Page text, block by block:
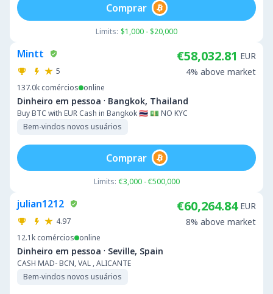
Limits: $1,000 - $20,000
Comprar
Mintt
5
137.0k comércios online
Dinheiro em pessoa · Bangkok, Thailand
Buy BTC with EUR Cash in Bangkok 🇹🇭 💵 NO KYC
Bem-vindos novos usuários
€58,032.81 EUR
4% above market
Limits: €3,000 - €500,000
Comprar
julian1212
4.97
12.1k comércios online
Dinheiro em pessoa · Seville, Spain
CASH MAD- BCN, VAL , ALICANTE
Bem-vindos novos usuários
€60,264.84 EUR
8% above market